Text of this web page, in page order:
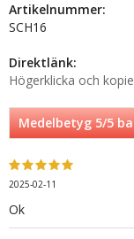
Artikelnummer:
SCH16
Direktlänk:
Högerklicka och
Medelbetyg5/5
2025-02-11
Ok